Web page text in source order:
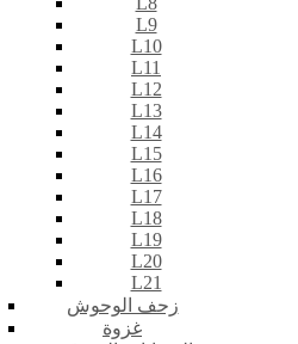
L9
L10
L11
L12
L13
L14
L15
L16
L17
L18
L19
L20
L21
زحف الوحوش
غزوة